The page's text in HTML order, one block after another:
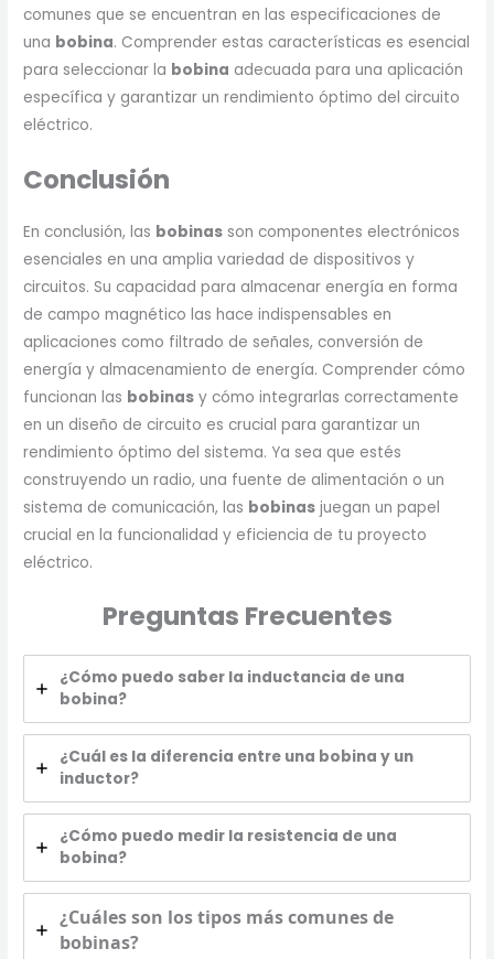
comunes que se encuentran en las especificaciones de
una bobina. Comprender estas características es esencial
para seleccionar la bobina adecuada para una aplicación
específica y garantizar un rendimiento óptimo del circuito
eléctrico.
Conclusión
En conclusión, las bobinas son componentes electrónicos
esenciales en una amplia variedad de dispositivos y
circuitos. Su capacidad para almacenar energía en forma
de campo magnético las hace indispensables en
aplicaciones como filtrado de señales, conversión de
energía y almacenamiento de energía. Comprender cómo
funcionan las bobinas y cómo integrarlas correctamente
en un diseño de circuito es crucial para garantizar un
rendimiento óptimo del sistema. Ya sea que estés
construyendo un radio, una fuente de alimentación o un
sistema de comunicación, las bobinas juegan un papel
crucial en la funcionalidad y eficiencia de tu proyecto
eléctrico.
Preguntas Frecuentes
¿Cómo puedo saber la inductancia de una
bobina?
¿Cuál es la diferencia entre una bobina y un
inductor?
¿Cómo puedo medir la resistencia de una
bobina?
¿Cuáles son los tipos más comunes de
bobinas?